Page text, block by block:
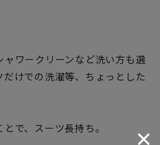
ワークリーンなど洗い方も選
けでの洗濯等、ちょっとした
で、スーツ長持ち。